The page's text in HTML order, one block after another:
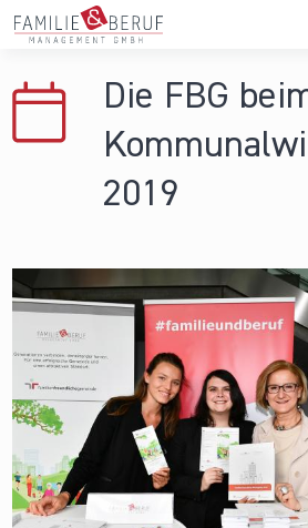
Direkt zum Inhalt
Hochschulen
News & Events
Die FBG
2019